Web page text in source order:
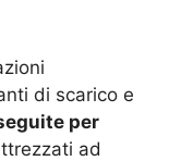
di scarico e
per
ad